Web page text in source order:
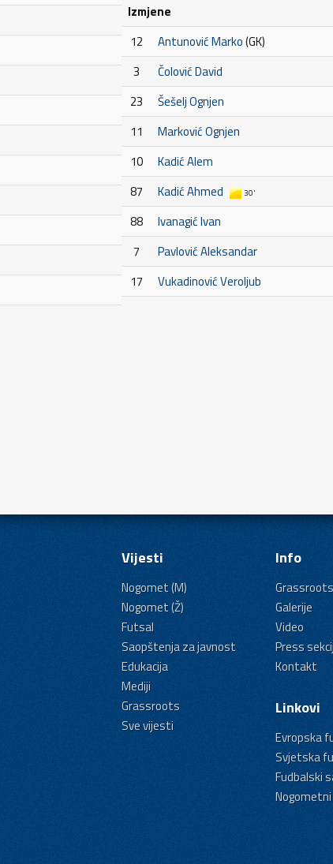
Izmjene
12
Antunović Marko(GK)
3
Čolović David
23
Šešelj Ognjen
11
Marković Ognjen
10
Kadić Alem
87
Kadić Ahmed 30'
88
Ivanagić Ivan
7
Pavlović Aleksandar
17
Vukadinović Veroljub
Vijesti
Nogomet (M)
Nogomet (Ž)
Futsal
Saopštenja za javnost
Edukacija
Mediji
Grassroots
Sve vijesti
Info
Grassroots
Galerije
Video
Press
Kontakt
Linkovi
Evropska
Svjetska
Fudbalski